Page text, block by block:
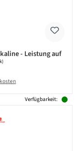
- Leistung auf
Verfügbarkeit: